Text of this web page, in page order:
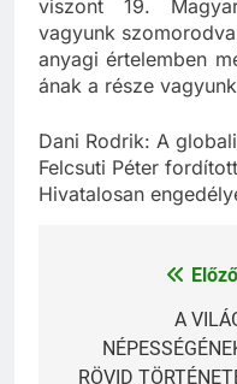
viszont 19.
vagyunk
anyagi értelemben
Dani Rodrik: A
Felcsuti Péter
Bejegyzés
navigáció
A